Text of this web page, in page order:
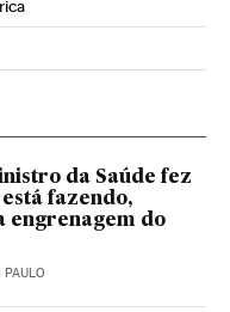
da Saúde fez
fazendo,
engrenagem do
PAULO